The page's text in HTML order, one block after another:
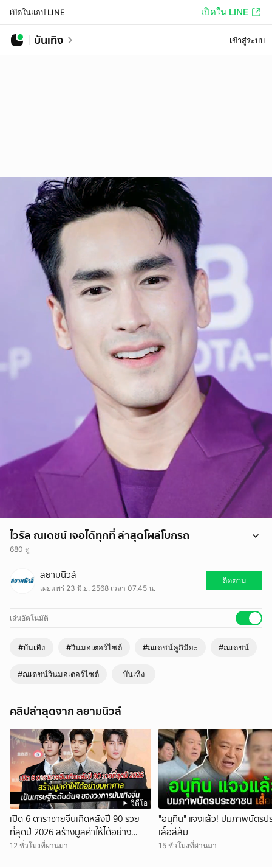
เปิดในแอป LINE เปิดใน LINE
บันเทิง เข้าสู่ระบบ
ไวรัล ณเดชน์ เจอได้ทุกที่ ล่าสุดโผล่โบกรถ
680 ดู
เพราะความเรียบง่ายนี้เอง ชาวเน็ตจึงได้เจอกับ ณเดชน์ บ่อยมาก
สยามนิวส์
เผยแพร่ 23 มิ.ย. 2568 เวลา 07.45 น.
ติดตาม
เล่นอัตโนมัติ
#บันเทิง #วินมอเตอร์ไซต์ #ณเดชน์คูกิมิยะ #ณเดชน์
#ณเดชน์วินมอเตอร์ไซต์ บันเทิง
คลิปล่าสุดจาก สยามนิวส์
วิดีโอ
เปิด 6 ดาราชายจีนเกิดหลังปี 90 รวย
ที่สุดปี 2026 สร้างมูลค่าให้ได้อย่าง
มหาศาล
12 ชั่วโมงที่ผ่านมา
"อนุทิน" แจงแล้ว! ปมภาพบัตรป
เสื้อสีส้ม
15 ชั่วโมงที่ผ่านมา